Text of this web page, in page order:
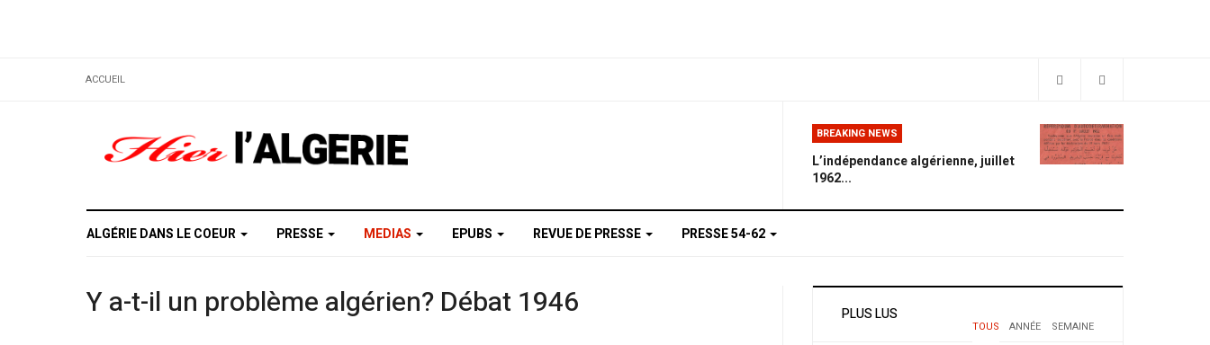
ACCUEIL
BREAKING NEWS
L’indépendance algérienne, juillet
1962...
ALGÉRIE DANS LE COEUR PRESSE MEDIAS EPUBS REVUE DE PRESSE PRESSE 54-62
Y a-t-il un problème algérien? Débat 1946 PLUS LUS
TOUS ANNÉE SEMAINE